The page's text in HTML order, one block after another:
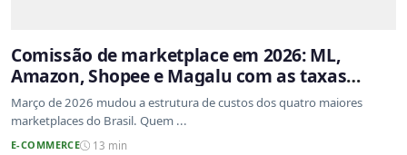
Comissão de marketplace em 2026: ML,
Amazon, Shopee e Magalu com as taxas
atualizadas
Março de 2026 mudou a estrutura de custos dos quatro maiores
marketplaces do Brasil. Quem ...
E-COMMERCE 13 min